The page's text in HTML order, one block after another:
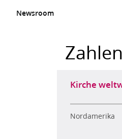
Newsroom
Kirche
Nordamerika